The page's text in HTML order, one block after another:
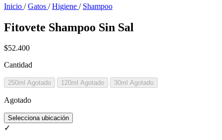
Inicio / Gatos / Higiene / Shampoo
Fitovete Shampoo Sin Sal
$52.400
Cantidad
250ml Agotado 120ml Agotado 30ml Agotado
Agotado
Selecciona ubicación
✓